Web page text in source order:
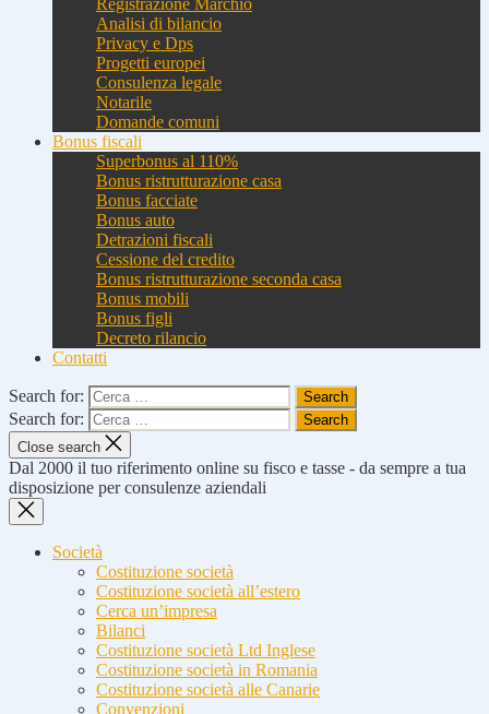
Registrazione Marchio
Analisi di bilancio
Privacy e Dps
Progetti europei
Consulenza legale
Notarile
Domande comuni
Bonus fiscali
Superbonus al 110%
Bonus ristrutturazione casa
Bonus facciate
Bonus auto
Detrazioni fiscali
Cessione del credito
Bonus ristrutturazione seconda casa
Bonus mobili
Bonus figli
Decreto rilancio
Contatti
Search for:
Search for:
Close search
Dal 2000 il tuo riferimento online su fisco e tasse - da sempre a tua
disposizione per consulenze aziendali
Società
Costituzione società
Costituzione società all’estero
Cerca un’impresa
Bilanci
Costituzione società Ltd Inglese
Costituzione società in Romania
Costituzione società alle Canarie
Convenzioni